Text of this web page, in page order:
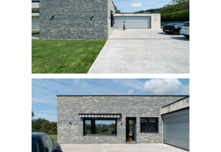
FOTOGRAFÍA
Fotografía de
Fotografía de Interiores
VIDEO
DRON